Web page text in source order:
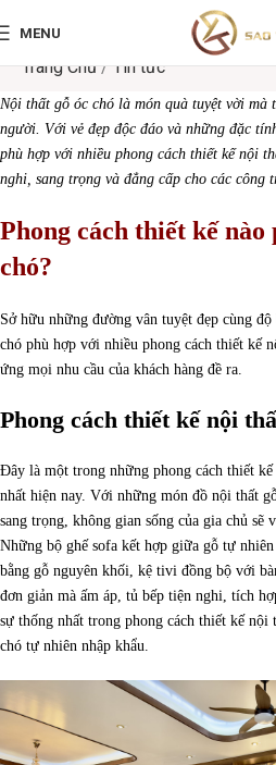
MENU
Trang Chủ/Tin tức
Nội thất gỗ óc chó là món quà tuyệt vời mà
người. Với vẻ đẹp độc đáo và những đặc
phù hợp với nhiều phong cách thiết kế nội
nghi, sang trọng và đẳng cấp cho các công
Phong cách thiết kế nào
chó?
Sở hữu những đường vân tuyệt đẹp cùng
chó phù hợp với nhiều phong cách thiết kế
ứng mọi nhu cầu của khách hàng đề ra.
Phong cách thiết kế nội
Đây là một trong những phong cách thiết
nhất hiện nay. Với những món đồ nội thất
sang trọng, không gian sống của gia chủ sẽ
Những bộ ghế sofa kết hợp giữa gỗ tự
bằng gỗ nguyên khối, kệ tivi đồng bộ với
đơn giản mà ấm áp, tủ bếp tiện nghi, tích
sự thống nhất trong phong cách thiết kế
chó tự nhiên nhập khẩu.